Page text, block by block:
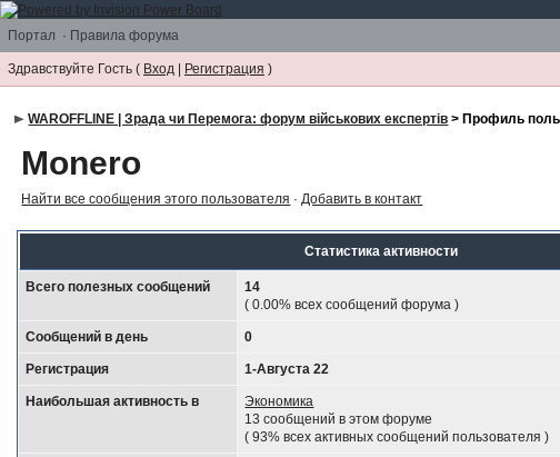
Портал · Правила форума
Здравствуйте Гость ( Вход | Регистрация )
WAROFFLINE | Зрада чи Перемога: форум військових експертів > Профиль
Monero
Найти все сообщения этого пользователя ·Добавить в контакт
Статистика активности
Всего полезных сообщений
14
( 0.00% всех сообщений форума )
Сообщений в день 0
Регистрация 1-Августа 22
Наибольшая активность в
Экономика
13 сообщений в этом форуме
( 93% всех активных сообщений пользователя )